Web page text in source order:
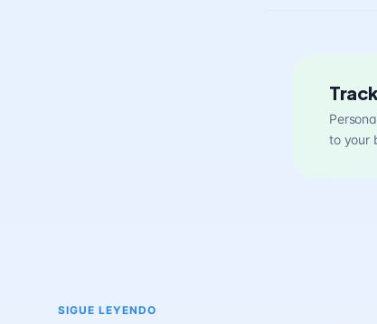
to your
SIGUE LEYENDO